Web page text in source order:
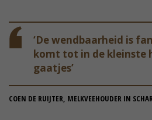
‘De wendbaarheid is
komt tot in de kleinste
gaatjes’
COEN DE RUIJTER, MELKVEEHOUDER IN